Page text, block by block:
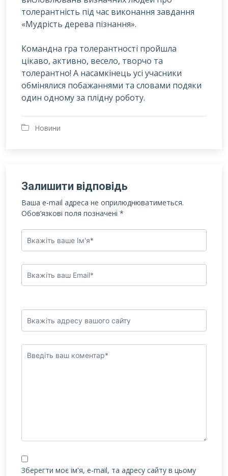
толерантність під час виконання завдання
«Мудрість дерева пізнання».
Командна гра толерантності пройшла
цікаво, активно, весело, творчо та
толерантно! А насамкінець усі учасники
обмінялися побажаннями та словами подяки
один одному за плідну роботу.
Новини
Залишити відповідь
Ваша e-mail адреса не оприлюднюватиметься.
Обов’язкові поля позначені *
Зберегти моє ім'я, e-mail, та адресу сайту в цьому